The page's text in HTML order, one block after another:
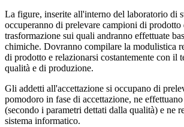
La figure, inserite all'interno del laboratorio di
occuperanno di prelevare campioni di prodotto
trasformazione sui quali andranno effettuate
chimiche. Dovranno compilare la modulistica
di prodotto e relazionarsi costantemente con il
qualità e di produzione.
Gli addetti all'accettazione si occupano di
pomodoro in fase di accettazione, ne
(secondo i parametri dettati dalla qualità) e ne
sistema informatico.